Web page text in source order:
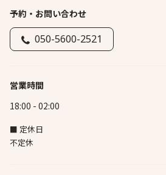
予約・お問い合わせ
050-5600-2521
営業時間
18:00 - 02:00
■ 定休日
不定休